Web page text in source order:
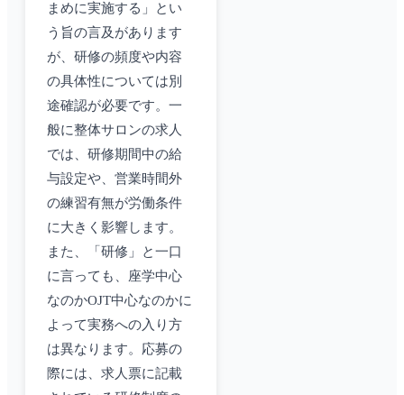
まめに実施する」とい
う旨の言及があります
が、研修の頻度や内容
の具体性については別
途確認が必要です。一
般に整体サロンの求人
では、研修期間中の給
与設定や、営業時間外
の練習有無が労働条件
に大きく影響します。
また、「研修」と一口
に言っても、座学中心
なのかOJT中心なのかに
よって実務への入り方
は異なります。応募の
際には、求人票に記載